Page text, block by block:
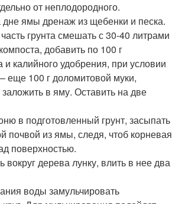
от неплодородного.
дне ямы дренаж из щебенки и песка.
грунта смешать с 30-40 литрами
добавить по 100 г
калийного удобрения, при условии
еще 100 г доломитовой муки,
в яму. Оставить на две
в подготовленный грунт, засыпать
почвой из ямы, следя, чтоб корневая
поверхностью.
дерева лунку, влить в нее два
воды замульчировать